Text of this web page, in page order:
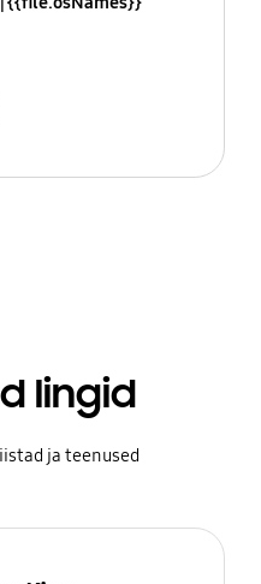
lingid
ja teenused